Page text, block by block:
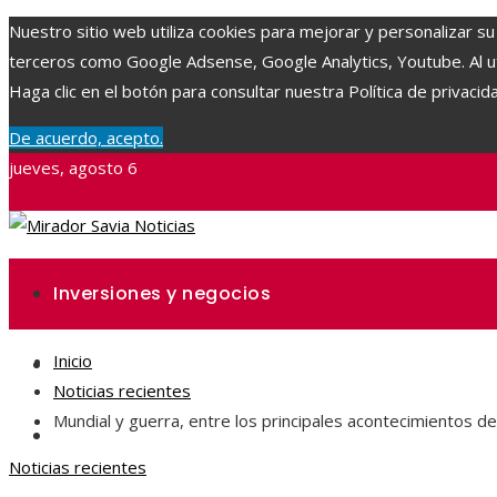
Nuestro sitio web utiliza cookies para mejorar y personalizar
terceros como Google Adsense, Google Analytics, Youtube.
Haga clic en el botón para consultar nuestra Política de
De acuerdo, acepto.
jueves, agosto 6
Inversiones y negocios
Ciencia y tecnología
Responsabilidad social
Inicio
Noticias recientes
Mundial y guerra, entre los principales acontecimientos
Noticias recientes